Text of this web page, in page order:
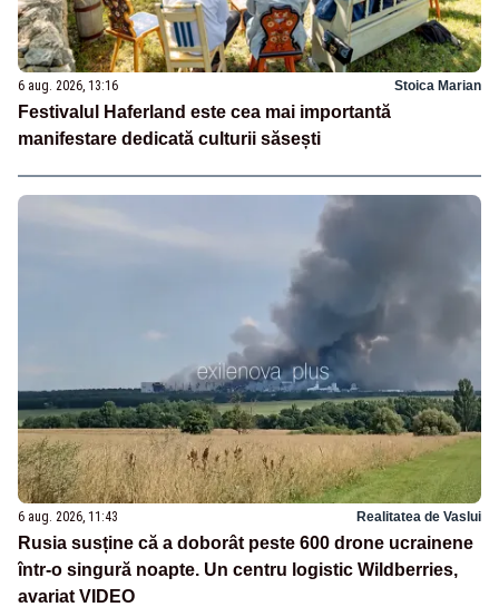
6 aug. 2026, 13:16 Stoica Marian
Festivalul Haferland este cea mai importantă
manifestare dedicată culturii săsești
6 aug. 2026, 11:43 Realitatea de Vaslui
Rusia susține că a doborât peste 600 drone ucrainene
într-o singură noapte. Un centru logistic Wildberries,
avariat VIDEO